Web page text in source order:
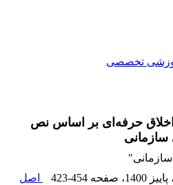
تخصصی
اخلاق حرفه‌ای بر اساس نص
سازمانی
، پاییز 1400 ، صفحه 423-454
اصل